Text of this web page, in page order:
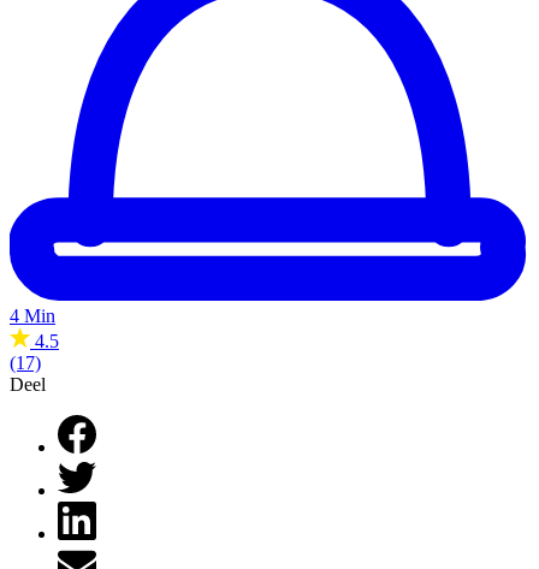
4 Min
4.5
(17)
Deel